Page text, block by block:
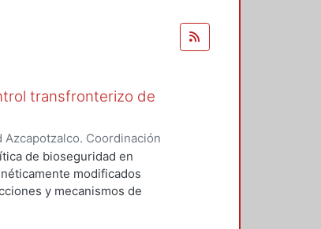
transfronterizo de
Coordinación
JORGE
de bioseguridad en
modificados
y mecanismos de